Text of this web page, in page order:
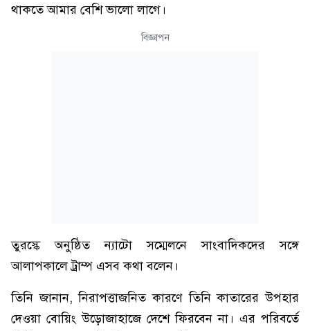
থাকতে আমার বেশি ভালো লাগে।
বিজ্ঞাপন
তুরস্কে অনুষ্ঠিত ন্যাটো সম্মেলনে সাংবাদিকদের সঙ্গে
আলাপকালে ট্রাম্প এসব কথা বলেন।
তিনি জানান, নিরাপত্তাজনিত কারণে তিনি কাতারের উপহার
দেওয়া বোয়িং উড়োজাহাজে দেশে ফিরবেন না। এর পরিবর্তে